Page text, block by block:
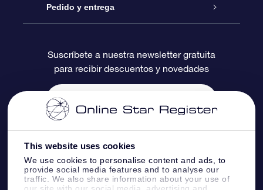
This website uses cookies
We use cookies to personalise content and ads, to
provide social media features and to analyse our
traffic. We also share information about your use of
our site with our social media, advertising and
Blog
Reseñas
Paquete de Regalo OSR
Tarjeta de Regalo OSR
Regalos empresariales
Registro estelar
Página de Estrella Personalizada
Un Millón de Estrellas
Aplicación de RV Llévame a las estrellas
Pedido y entrega
Información de Pago
Información de Envío
Constelaciones
Suscríbete a nuestra newsletter gratuita
para recibir descuentos y novedades